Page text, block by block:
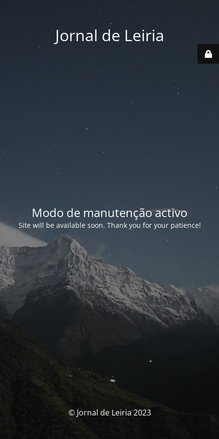
Jornal de Leiria
Modo de manutenção activo
Site will be available soon. Thank you for your patience!
© Jornal de Leiria 2023